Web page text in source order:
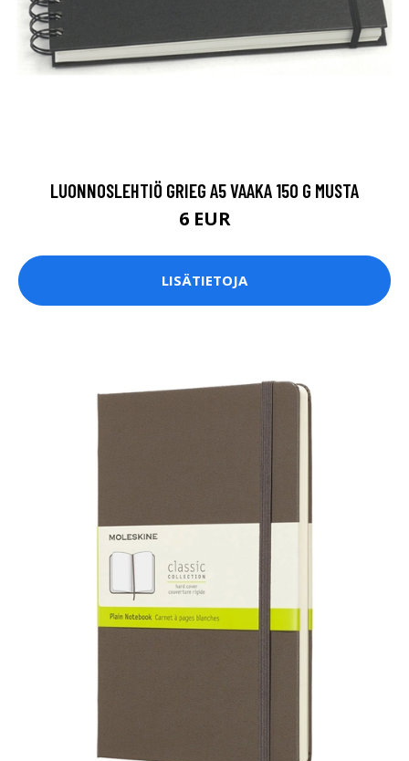
LUONNOSLEHTIÖ GRIEG A5 VAAKA 150 G MUSTA
6 EUR
LISÄTIETOJA